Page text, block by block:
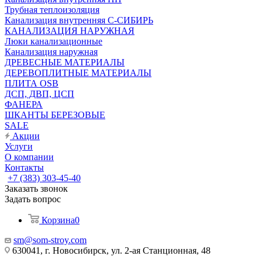
Трубная теплоизоляция
Канализация внутренняя С-СИБИРЬ
КАНАЛИЗАЦИЯ НАРУЖНАЯ
Люки канализационные
Канализация наружная
ДРЕВЕСНЫЕ МАТЕРИАЛЫ
ДЕРЕВОПЛИТНЫЕ МАТЕРИАЛЫ
ПЛИТА OSB
ДСП, ДВП, ЦСП
ФАНЕРА
ШКАНТЫ БЕРЕЗОВЫЕ
SALE
Акции
Услуги
О компании
Контакты
+7 (383) 303-45-40
Заказать звонок
Задать вопрос
Корзина0
sm@som-stroy.com
630041, г. Новосибирск, ул. 2-ая Станционная, 48